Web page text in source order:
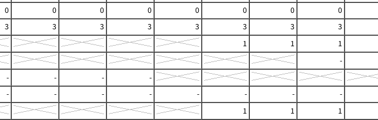
0 0 0 0 0 0 0
0
3 3 3 3 3 3 3
3
1 1
1
-
- - -
-
- - - - - - -
-
1 1 1